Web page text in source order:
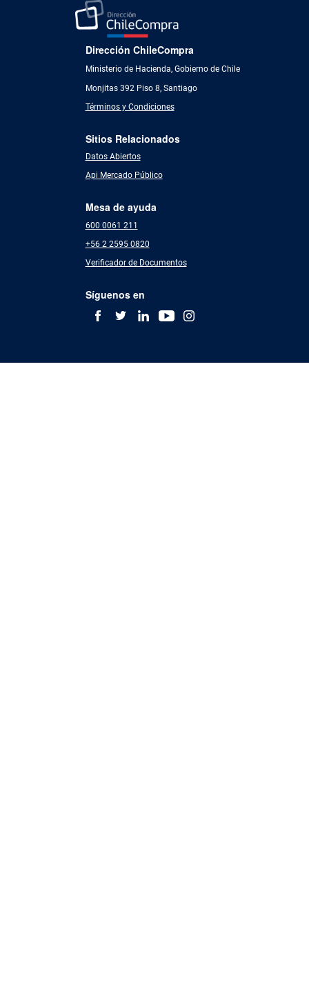
Dirección ChileCompra
Ministerio de Hacienda, Gobierno de Chile
Monjitas 392 Piso 8, Santiago
Términos y Condiciones
Sitios Relacionados
Datos Abiertos
Api Mercado Público
Mesa de ayuda
600 0061 211
+56 2 2595 0820
Verificador de Documentos
Síguenos en